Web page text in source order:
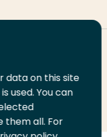
data on this site
used. You can
them all. For